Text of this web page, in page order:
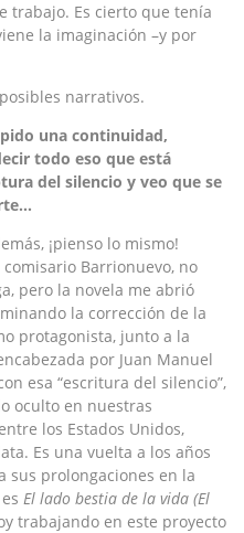
trabajo. Es cierto que tenía
la imaginación –y por
narrativos.
una continuidad,
todo eso que está
del silencio y veo que se
¡pienso lo mismo!
Barrionuevo, no
pero la novela me abrió
la corrección de la
protagonista, junto a la
por Juan Manuel
esa “escritura del silencio”,
oculto en nuestras
los Estados Unidos,
Es una vuelta a los años
sus prolongaciones en la
El lado bestia de la vida (El
trabajando en este proyecto